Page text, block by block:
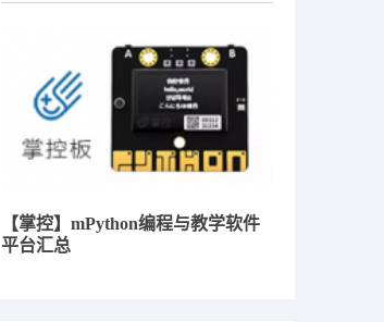
【掌控】mPython编程与教学软件
平台汇总